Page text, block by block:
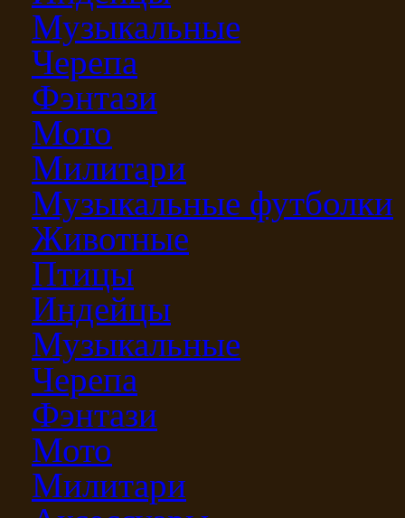
Музыкальные
Черепа
Фэнтази
Мото
Милитари
Музыкальные футболки
Животные
Птицы
Индейцы
Музыкальные
Черепа
Фэнтази
Мото
Милитари